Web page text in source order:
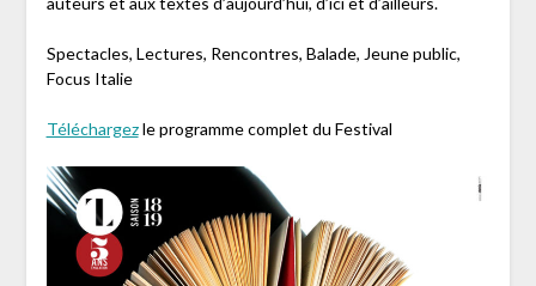
Spectacles, Lectures, Rencontres, Balade, Jeune public,
Focus Italie
Téléchargezle programme complet du Festival